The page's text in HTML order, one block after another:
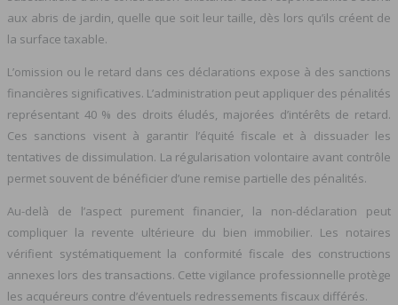
aux abris de jardin, quelle que soit leur taille, dès lors qu’ils créent de
la surface taxable.
L’omission ou le retard dans ces déclarations expose à des sanctions
financières significatives. L’administration peut appliquer des pénalités
représentant 40 % des droits éludés, majorées d’intérêts de retard.
Ces sanctions visent à garantir l’équité fiscale et à dissuader les
tentatives de dissimulation. La régularisation volontaire avant contrôle
permet souvent de bénéficier d’une remise partielle des pénalités.
Au-delà de l’aspect purement financier, la non-déclaration peut
compliquer la revente ultérieure du bien immobilier. Les notaires
vérifient systématiquement la conformité fiscale des constructions
annexes lors des transactions. Cette vigilance professionnelle protège
les acquéreurs contre d’éventuels redressements fiscaux différés.